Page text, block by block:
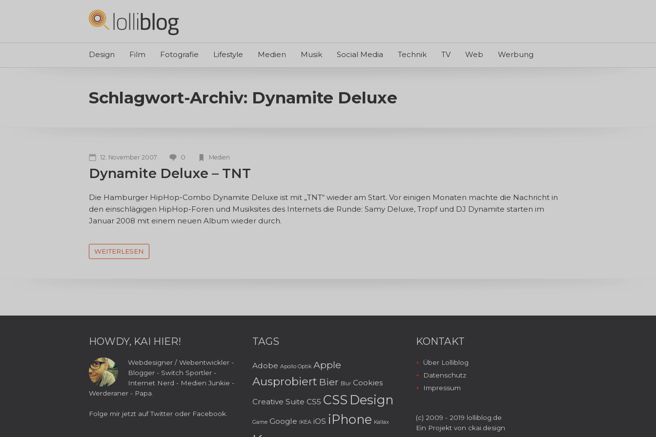
Design Film Fotografie Lifestyle Medien Musik Social Media Technik TV Web Werbung
Schlagwort-Archiv: Dynamite Deluxe
12. November 2007 0 Medien
Dynamite Deluxe – TNT
Die Hamburger HipHop-Combo Dynamite Deluxe ist mit „TNT“ wieder am Start. Vor einigen Monaten machte die Nachricht in
den einschlägigen HipHop-Foren und Musiksites des Internets die Runde: Samy Deluxe, Tropf und DJ Dynamite starten im
Januar 2008 mit einem neuen Album wieder durch.
WEITERLESEN
HOWDY, KAI HIER!
Webdesigner / Webentwickler -
Blogger - Switch Sportler -
Internet Nerd - Medien Junkie -
Werderaner - Papa.
Folge mir jetzt aufTwitter oder Facebook
TAGS
Adobe Apollo Optik Apple
Ausprobiert Bier Blur Cookies
Creative Suite CS5 CSS Design
Game Google IKEA iOS iPhone Kallax
KONTAKT
Über Lolliblog
Datenschutz
Impressum
(c) 2009 - 2019 lolliblog.de
Ein Projekt von ckai.design